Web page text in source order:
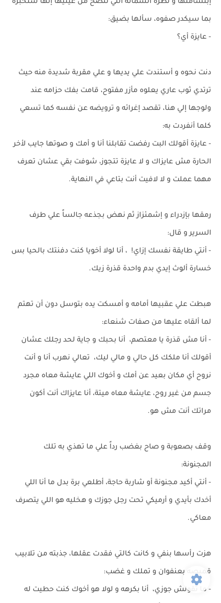
إبتسامتها و نظرة الشماتة التي تنضح من عينيها إنها ستخبره
بما سيكدر صفوه، سألها بضيق:
- عايزة أي؟
دنت نحوه و أستندت علي يديها و علي مقربة شديدة منه حيث
ترتدي ثوب عاري يعلوه مأزر مفتوح، قامت بفك حزامه عند
ولوجها إلي هنا، تقصد إغرائه و ترويضه عن نفسه كما تسعي
كلما أنفردت به:
- عايزة أقولك البت رفضت تقابلنا أنا و أمك و صوتها جايب لأخر
الحارة مش عايزاك و لا عايزة تتجوز، شوفت بقي عشان تعرف
مهما عملت و لا لافيت أنت بتاعي في النهاية.
رمقها بإزدراء و إشمئزاز ثم نهض بجذعه جالساً علي طرف
السرير و قال:
- أنتي طايقة نفسك إزاي! ، أنا لولا أخويا كنت دفنتك بالحيا بس
خسارة ألوث إيدي بدم واحدة قذرة زيك.
هبطت علي عقبيها أمامه و أمسكت يده بتوسل دون أن تهتم
لما ألقاه عليها من صفات شنعاء:
- أنا مش قذرة يا معتصم، أنا بحبك و جاية لحد رجلك عشان
أقولك أنا ملكك كل حالي و مالي ليك، تعالي نهرب أنا و أنت
نروح أي مكان بعيد عن أمك و أخوك اللي عايشة معاه مجرد
جسم من غير روح، عايشة معاه ميتة، أنا عايزاك أنت أكون
مراتك أنت مش هو.
وقف بصعوبة و صاح بغضب رداً علي ما تهذي به تلك
المجنونة:
- أنتي أكيد مجنونة أو شاربة حاجة، أطلعي برة بدل ما أنا اللي
أخدك بأيدي و أرميكي تحت رجل جوزك و هخليه هو اللي يتصرف
معاكي.
هزت رأسها بنفي و كانت كالتي فقدت عقلها، جذبته من تلابيب
قميصه بعنفوان و تملك و غضب:
- ما تقولش جوزي، أنا بكرهه و لولا هو أخوك كنت حطيت له